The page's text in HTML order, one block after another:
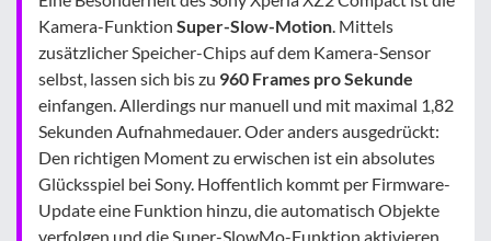
Kamera-Funktion Super-Slow-Motion . Mittels
zusätzlicher Speicher-Chips auf dem Kamera-Sensor
selbst, lassen sich bis zu 960 Frames pro Sekunde
einfangen. Allerdings nur manuell und mit maximal 1,82
Sekunden Aufnahmedauer. Oder anders ausgedrückt:
Den richtigen Moment zu erwischen ist ein absolutes
Glücksspiel bei Sony. Hoffentlich kommt per Firmware-
Update eine Funktion hinzu, die automatisch Objekte
verfolgen und die Super-SlowMo-Funktion aktivieren